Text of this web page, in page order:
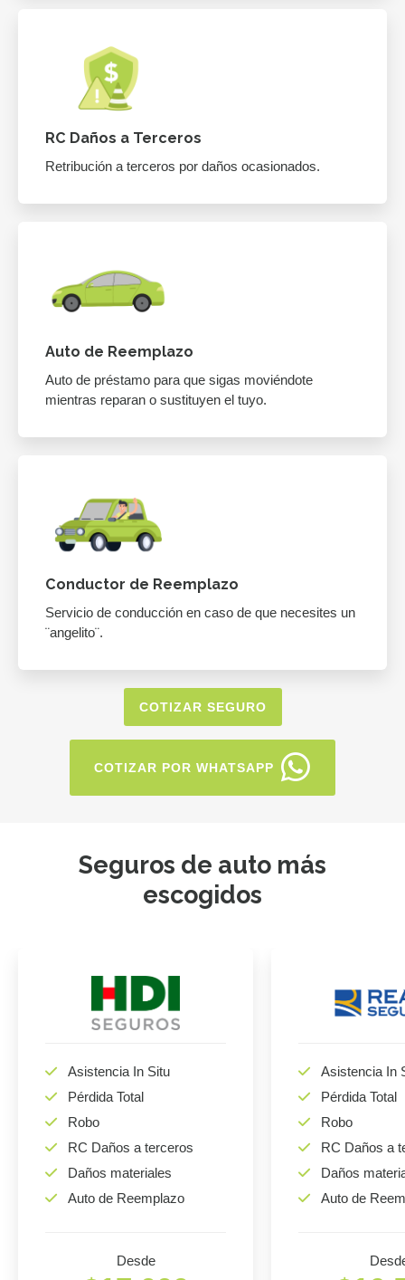
RC Daños a Terceros
Retribución a terceros por daños ocasionados.
Auto de Reemplazo
Auto de préstamo para que sigas moviéndote
mientras reparan o sustituyen el tuyo.
Conductor de Reemplazo
Servicio de conducción en caso de que necesites un
¨angelito¨.
COTIZAR SEGURO
COTIZAR POR WHATSAPP
Seguros de auto más
escogidos
Asistencia In Situ
Pérdida Total
Robo
RC Daños a terceros
Daños materiales
Auto de Reemplazo
Desde
Asistencia In
Pérdida Total
Robo
RC Daños a
Daños
Auto de